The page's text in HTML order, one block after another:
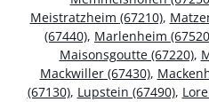
Meistratzheim (67210),
(67440), Marlenheim
Maisonsgoutte (67220),
Mackwiller (67430),
(67130), Lupstein (67490),